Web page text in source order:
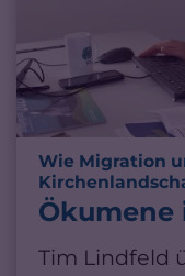
Wie Migration
Ökumene
Tim Lindfeld